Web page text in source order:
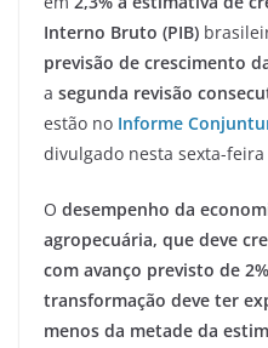
o
k
Interno Bruto (PIB)
previsão de crescimento
a segunda revisão
estão no Informe
divulgado nesta sexta-feira
O desempenho da
agropecuária, que deve
com avanço previsto de 2%
transformação deve ter
menos da metade da